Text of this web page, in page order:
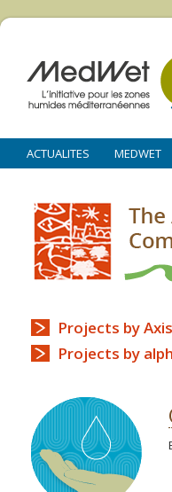
ACTUALITES MEDWET
Projects by Axis
Projects by